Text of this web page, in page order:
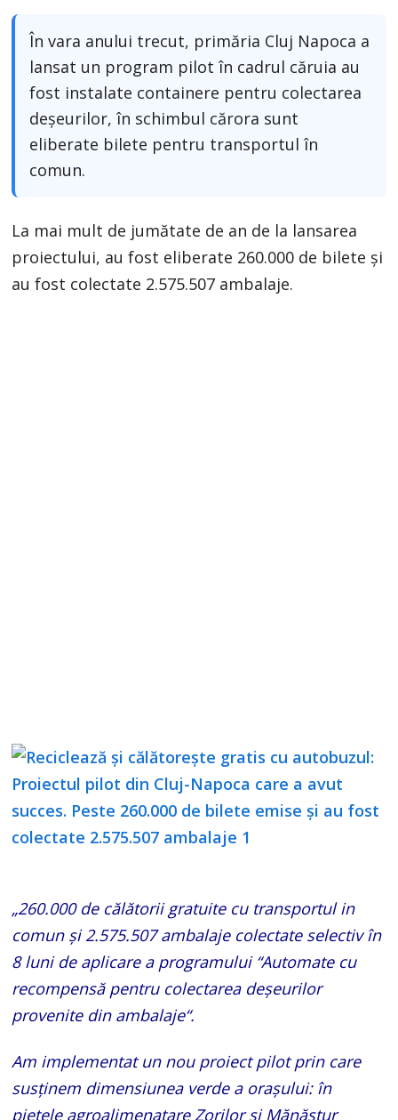
În vara anului trecut, primăria Cluj Napoca a
lansat un program pilot în cadrul căruia au
fost instalate containere pentru colectarea
deșeurilor, în schimbul cărora sunt
eliberate bilete pentru transportul în
comun.
La mai mult de jumătate de an de la lansarea
proiectului, au fost eliberate 260.000 de bilete și
au fost colectate 2.575.507 ambalaje.
„260.000 de călătorii gratuite cu transportul in
comun și 2.575.507 ambalaje colectate selectiv în
8 luni de aplicare a programului “Automate cu
recompensă pentru colectarea deșeurilor
provenite din ambalaje“.
Am implementat un nou proiect pilot prin care
susținem dimensiunea verde a orașului: în
piețele agroalimenatare Zorilor și Mănăștur